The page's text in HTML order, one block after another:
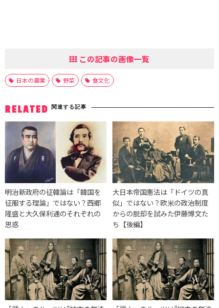
この記事の画像一覧
日本の農業 野菜 食文化
RELATED 関連する記事
明治新政府の征韓論は「韓国を
征服する理論」ではない？西郷
隆盛と大久保利通のそれぞれの
思惑
大日本帝国憲法は「ドイツの真
似」ではない？欧米の政治制度
からの脱却を試みた伊藤博文た
ち【後編】